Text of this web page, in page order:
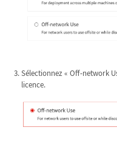
Sélectionnez « Off-network
licence.